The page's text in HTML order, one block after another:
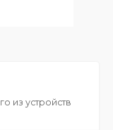
из устройств